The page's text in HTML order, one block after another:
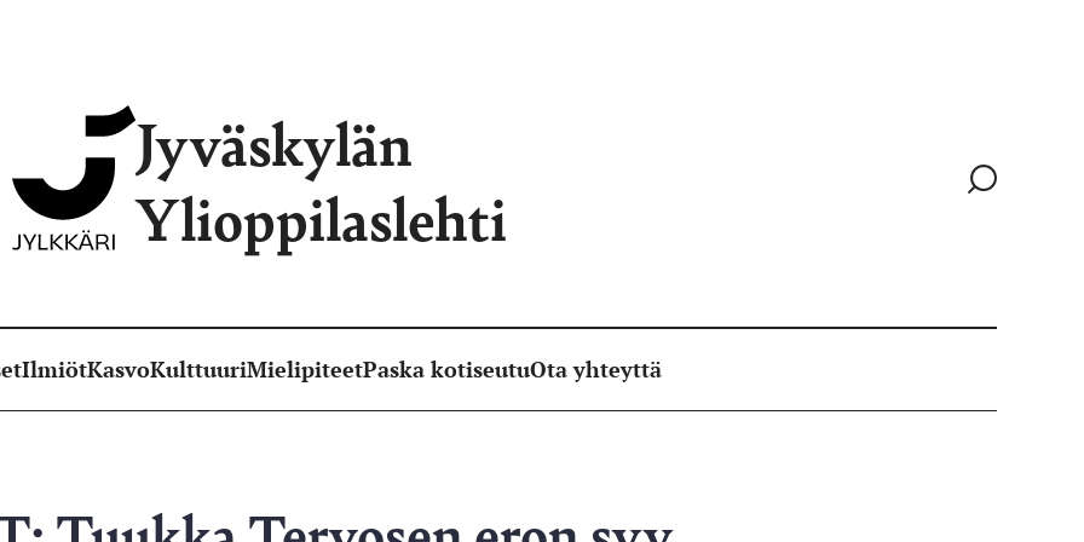
Jyväskylän
Ylioppilaslehti
Siirry
IlmiötKasvoKulttuuriMielipiteetPaska kotiseutuOta yhteyttä